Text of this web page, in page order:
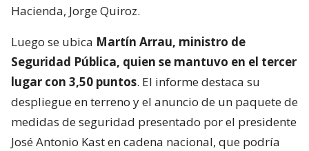
Hacienda, Jorge Quiroz.
Luego se ubica Martín Arrau, ministro de
Seguridad Pública, quien se mantuvo en el tercer
lugar con 3,50 puntos. El informe destaca su
despliegue en terreno y el anuncio de un paquete de
medidas de seguridad presentado por el presidente
José Antonio Kast en cadena nacional, que podría